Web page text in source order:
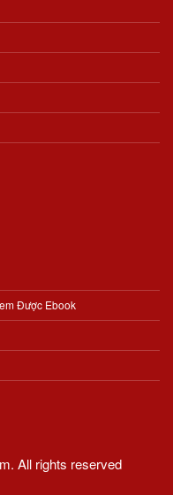
Được Ebook
All rights reserved